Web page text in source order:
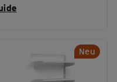
Neu